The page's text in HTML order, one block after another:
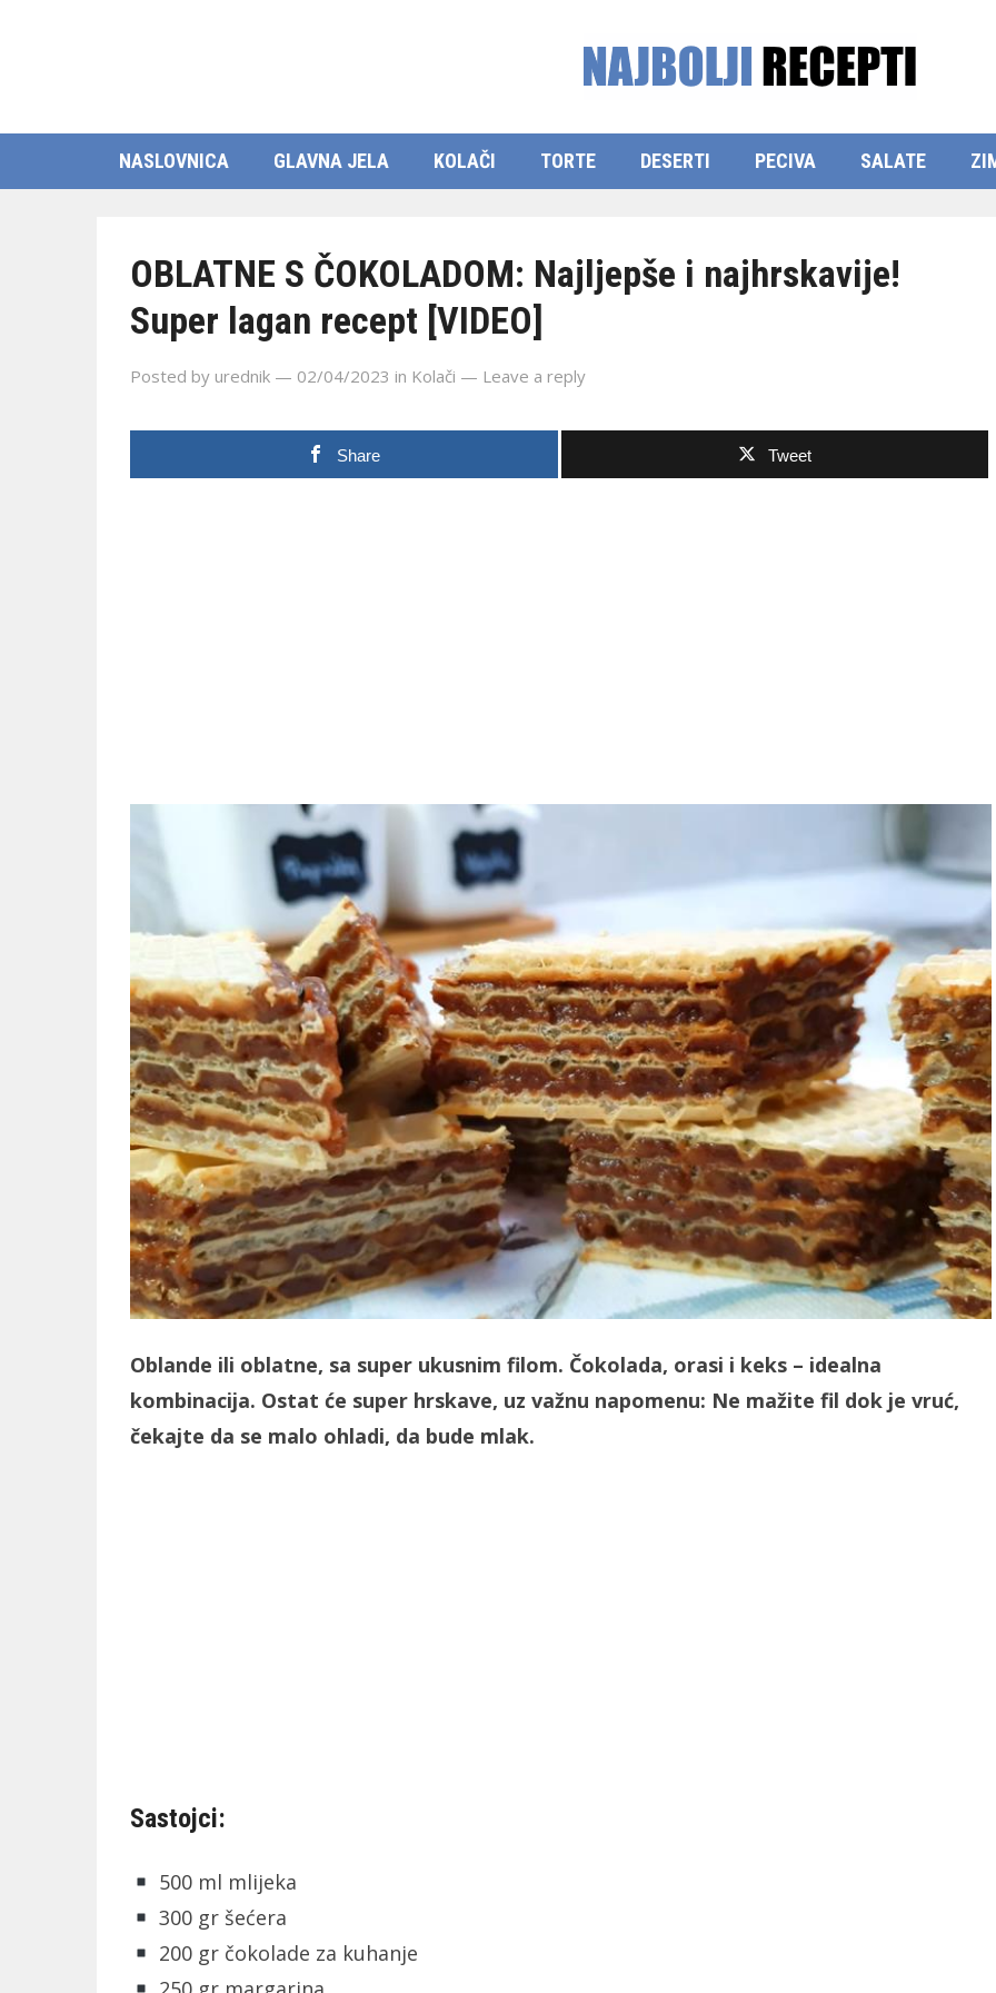
NASLOVNICA GLAVNA JELA KOLAČI TORTE DESERTI PECIVA SALATE
OBLATNE S ČOKOLADOM: Najljepše i najhrskavije!
Super lagan recept [VIDEO]
Posted by urednik — 02/04/2023 in Kolači — Leave a reply
Share Tweet
Oblande ili oblatne, sa super ukusnim filom. Čokolada, orasi i keks – idealna
kombinacija. Ostat će super hrskave, uz važnu napomenu: Ne mažite fil dok je vruć,
čekajte da se malo ohladi, da bude mlak.
Sastojci:
500 ml mlijeka
300 gr šećera
200 gr čokolade za kuhanje